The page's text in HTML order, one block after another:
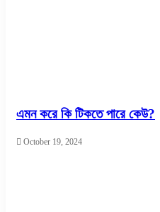
এমন করে কি টিকতে পারে কেউ?
October 19, 2024